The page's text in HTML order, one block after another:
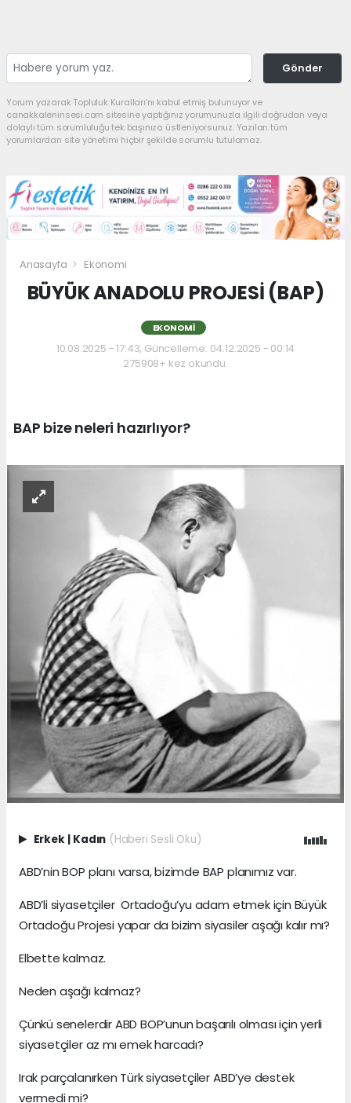
Gönder
Yorum yazarak Topluluk Kuralları’nı kabul etmiş bulunuyor ve
canakkaleninsesi.com sitesine yaptığınız yorumunuzla ilgili doğrudan veya
dolaylı tüm sorumluluğu tek başınıza üstleniyorsunuz. Yazılan tüm
yorumlardan site yönetimi hiçbir şekilde sorumlu tutulamaz.
Anasayfa Ekonomi
BÜYÜK ANADOLU PROJESİ (BAP)
EKONOMI
10.08.2025 - 17:43, Güncelleme: 04.12.2025 - 00:14
275908+ kez okundu.
BAP bize neleri hazırlıyor?
Erkek | Kadın (Haberi Sesli Oku)
ABD’nin BOP planı varsa, bizimde BAP planımız var.
ABD’li siyasetçiler Ortadoğu’yu adam etmek için Büyük
Ortadoğu Projesi yapar da bizim siyasiler aşağı kalır mı?
Elbette kalmaz.
Neden aşağı kalmaz?
Çünkü senelerdir ABD BOP’unun başarılı olması için yerli
siyasetçiler az mı emek harcadı?
Irak parçalanırken Türk siyasetçiler ABD’ye destek
vermedi mi?